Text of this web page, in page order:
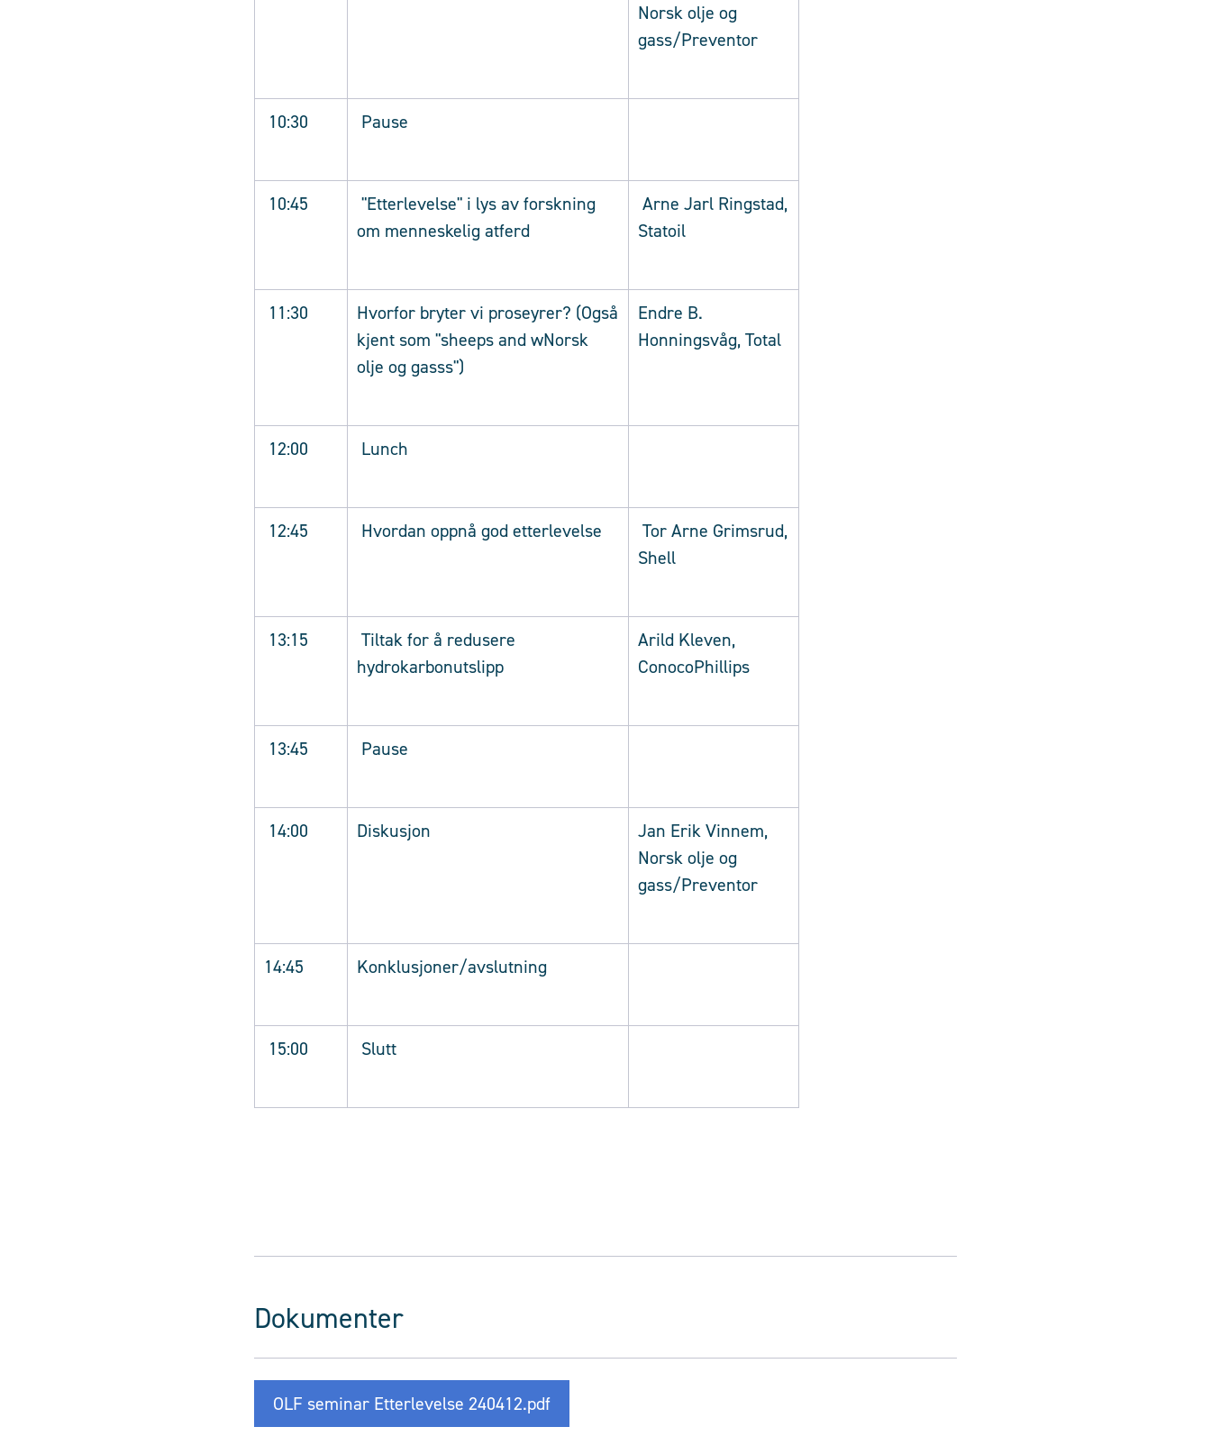
Norsk olje og
gass/Preventor
10:30 Pause
10:45
"Etterlevelse" i lys av forskning
om menneskelig atferd
Arne Jarl Ringstad,
Statoil
11:30
Hvorfor bryter vi proseyrer? (Også
kjent som "sheeps and wNorsk
olje og gasss")
Endre B.
Honningsvåg, Total
12:00 Lunch
12:45 Hvordan oppnå god etterlevelse
Tor Arne Grimsrud,
Shell
13:15
Tiltak for å redusere
hydrokarbonutslipp
Arild Kleven,
ConocoPhillips
13:45 Pause
14:00 Diskusjon
Jan Erik Vinnem,
Norsk olje og
gass/Preventor
14:45 Konklusjoner/avslutning
15:00 Slutt
Dokumenter
OLF seminar Etterlevelse 240412.pdf